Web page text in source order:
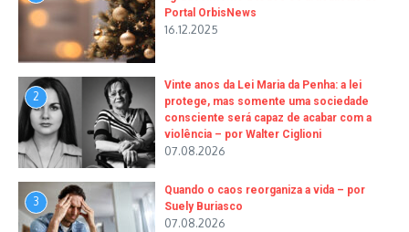
Portal OrbisNews
16.12.2025
2
Vinte anos da Lei Maria da Penha: a lei
protege, mas somente uma sociedade
consciente será capaz de acabar com a
violência – por Walter Ciglioni
07.08.2026
3
Quando o caos reorganiza a vida – por
Suely Buriasco
07.08.2026